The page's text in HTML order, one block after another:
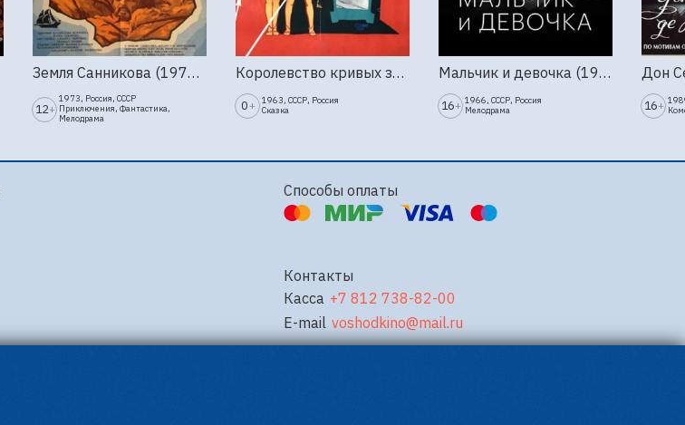
Земля Санникова (1973, Мосфильм)
12+
1973, Россия, СССР
Приключения, Фантастика,
Мелодрама
Королевство кривых зеркал (1963г., Киностудия Горького)
0 +
1963, СССР, Россия
Сказка
Мальчик и девочка (1966г., Ленфильм)
16+ 1966, СССР, Россия
Мелодрама
16+
Способы оплаты
Контакты
Касса +7 812 738-82-00
E-mail voshodkino@mail.ru